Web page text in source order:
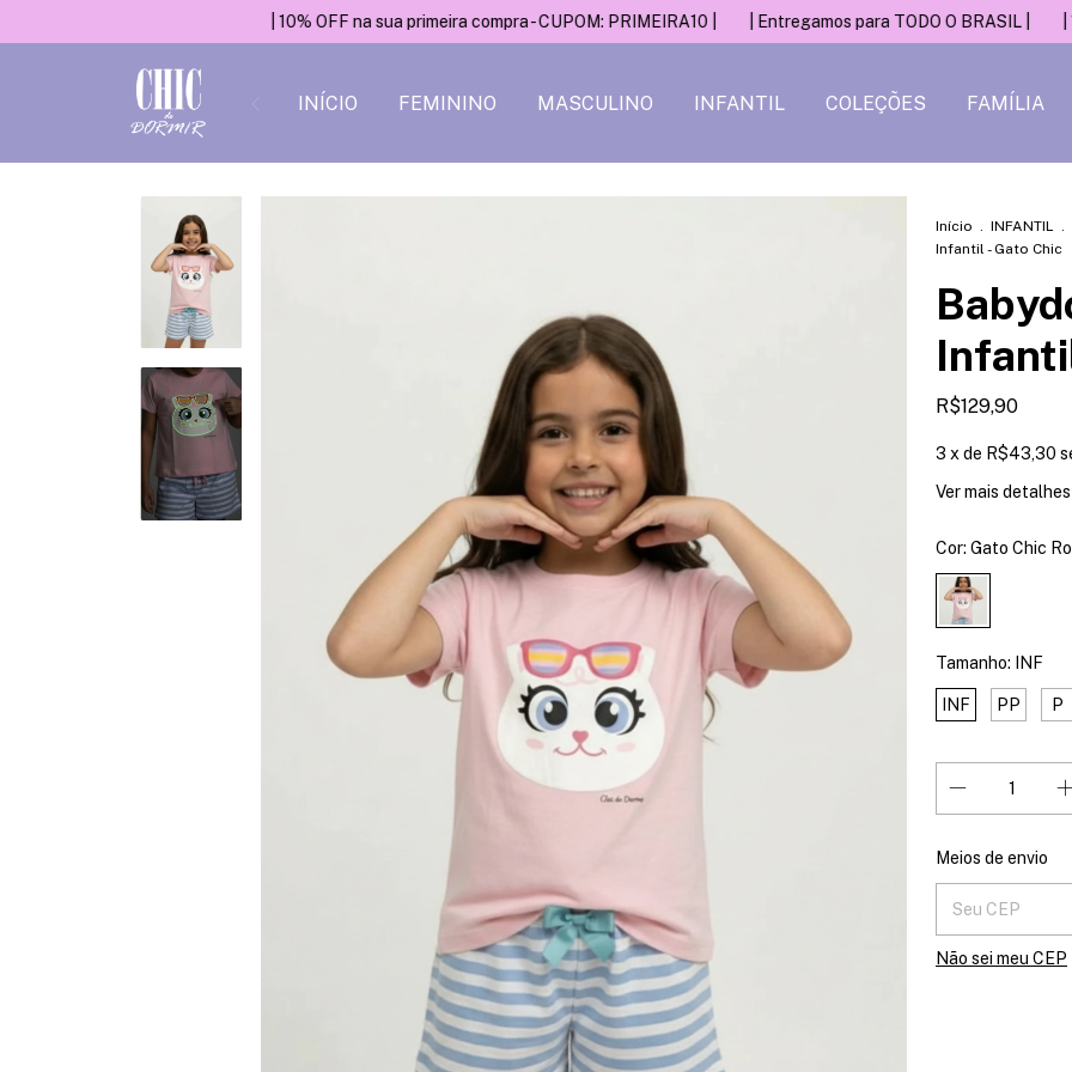
| 10% OFF na sua primeira compra - CUPOM: PRIMEIRA10 | | Entregamos para TODO O BRASIL | | 10% OFF na
INÍCIO FEMININO MASCULINO INFANTIL COLEÇÕES FAMÍLIA
Início . INFANTIL .
Infantil - Gato Chic
R$129,90
3 x de R$43,30
Ver mais detalhes
Cor: Gato Chic
Tamanho: INF
INF PP P
Entregas para o
Meios de envio
Não sei meu CEP